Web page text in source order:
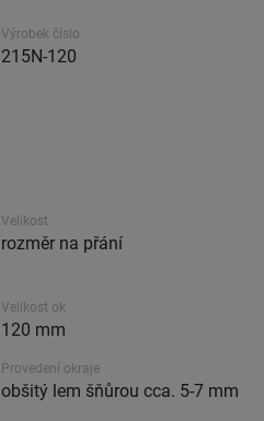
Výrobek číslo
215N-120
Velikost
rozměr na přání
Velikost ok
120 mm
Provedení okraje
obšitý lem šňůrou cca. 5-7 mm